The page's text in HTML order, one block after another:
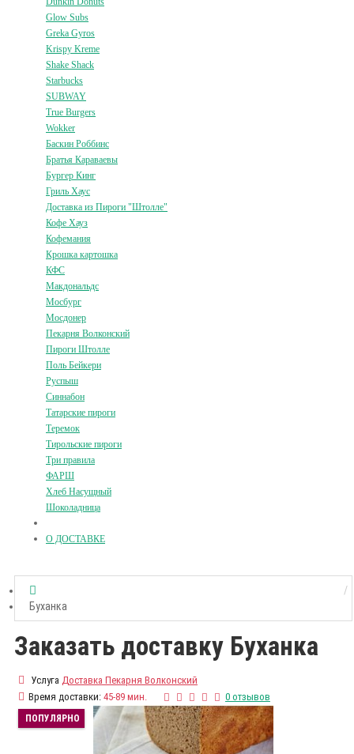
Glow Subs
Greka Gyros
Krispy Kreme
Shake Shack
Starbucks
SUBWAY
True Burgers
Wokker
Баскин Роббинс
Братья Караваевы
Бургер Кинг
Гриль Хаус
Доставка из Пироги "Штолле"
Кофе Хауз
Кофемания
Крошка картошка
КФС
Макдональдс
Мосбург
Мосдонер
Пекарня Волконский
Пироги Штолле
Поль Бейкери
Руспыш
Синнабон
Татарские пироги
Теремок
Тирольские пироги
Три правила
ФАРШ
Хлеб Насущный
Шоколадница
О ДОСТАВКЕ
Буханка
Заказать доставку Буханка
Услуга Доставка Пекарня Волконский
Время доставки: 45-89 мин. 0 отзывов
ПОПУЛЯРНО